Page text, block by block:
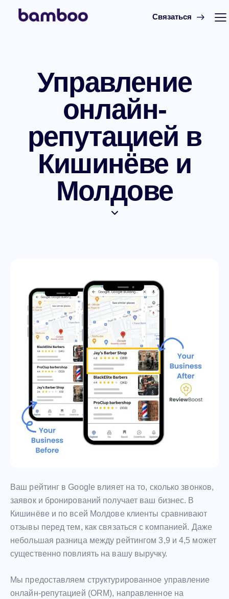
Связаться
Управление
онлайн-
репутацией в
Кишинёве и
Молдове
Ваш рейтинг в Google влияет на то, сколько звонков,
заявок и бронирований получает ваш бизнес. В
Кишинёве и по всей Молдове клиенты сравнивают
отзывы перед тем, как связаться с компанией. Даже
небольшая разница между рейтингом 3,9 и 4,5 может
существенно повлиять на вашу выручку.
Мы предоставляем структурированное управление
онлайн-репутацией (ORM), направленное на